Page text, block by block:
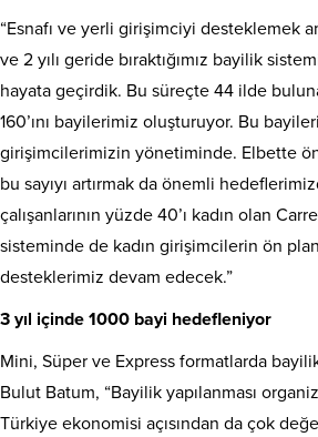
“Esnafı ve yerli girişimciyi desteklemek
ve 2 yılı geride bıraktığımız bayilik
hayata geçirdik. Bu süreçte 44 ilde
160’ını bayilerimiz oluşturuyor. Bu
girişimcilerimizin yönetiminde. Elbette
bu sayıyı artırmak da önemli
çalışanlarının yüzde 40’ı kadın olan
sisteminde de kadın girişimcilerin ön
desteklerimiz devam edecek.”
3 yıl içinde 1000 bayi hedefleniyor
Mini, Süper ve Express formatlarda
Bulut Batum, “Bayilik yapılanması
Türkiye ekonomisi açısından da çok